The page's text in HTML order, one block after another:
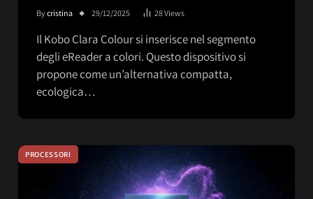
Bycristina 29/12/2025 28Views
Il Kobo Clara Colour si inserisce nel segmento
degli eReader a colori. Questo dispositivo si
propone come un’alternativa compatta,
ecologica…
PROCESSORI